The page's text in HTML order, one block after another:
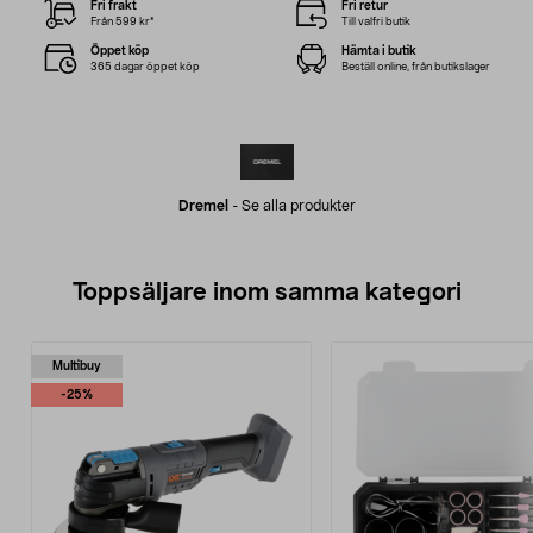
Dremel - Se alla produkter
Fri frakt
Från 599 kr*
Fri retur
Till valfri butik
Öppet köp
365 dagar öppet köp
Hämta i butik
Beställ online, från butikslager
Toppsäljare inom samma kategori
Multibuy
-25%